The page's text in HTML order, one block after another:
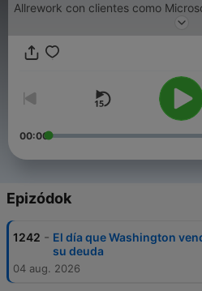
Allrework con clientes como
Mercedes Benz, Amazon. Es
diversos medios. Dirigió el
Nueva Economía de la UPM. En 2006 anticipó a la crisis
financiera por lo que su blog que
EuroBlogs Awards al mejor blog
como uno de los analistas
París’ (traducido a varias lenguas)
Llorente y Cuenca.
00:00
Epizódok
1242 - El día que Washington
su deuda
04 aug. 2026